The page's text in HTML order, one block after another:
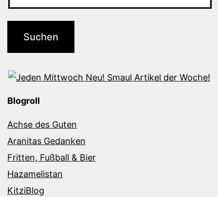
Blogroll
Achse des Guten
Aranitas Gedanken
Fritten, Fußball & Bier
Hazamelistan
KitziBlog